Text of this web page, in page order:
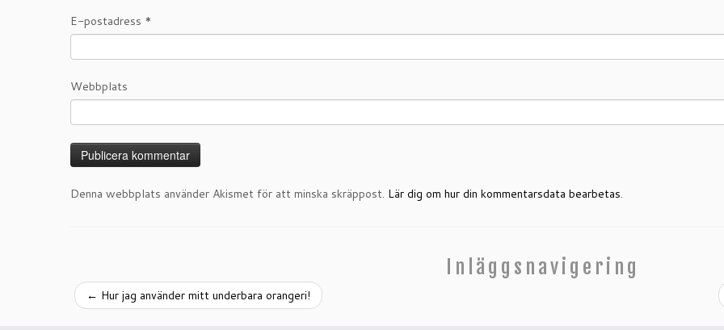
E-postadress *
Webbplats
Denna webbplats använder Akismet för att minska skräppost. Lär dig om hur din kommentarsdata bearbetas.
Inläggsnavigering
← Hur jag använder mitt underbara orangeri!